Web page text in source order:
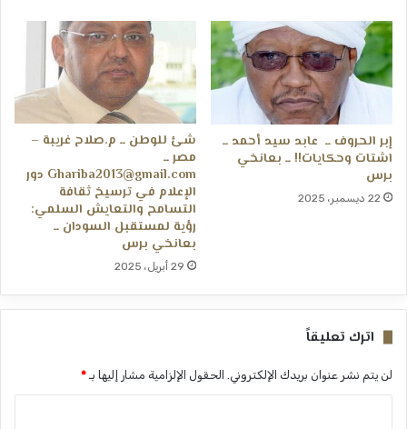
إبر الحروف ــ عابد سيد أحمد ــ
اشتات وحكايات!! ــ بعانخي
برس
22 ديسمبر، 2025
شئ للوطن ــ م.صلاح غريبة –
مصر ــ
Ghariba2013@gmail.com دور
الإعلام في ترسيخ ثقافة
التسامح والتعايش السلمي:
رؤية لمستقبل السودان ــ
بعانخي برس
29 أبريل، 2025
اترك تعليقاً
لن يتم نشر عنوان بريدك الإلكتروني. الحقول الإلزامية مشار إليها بـ *